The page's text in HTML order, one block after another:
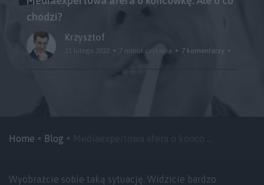
chodzi?
Krzysztof
11 lutego 2022 7 minut czytania 7 komentarzy
Home Blog
Wyobraźcie sobie taką sytuację. Widzicie bardzo